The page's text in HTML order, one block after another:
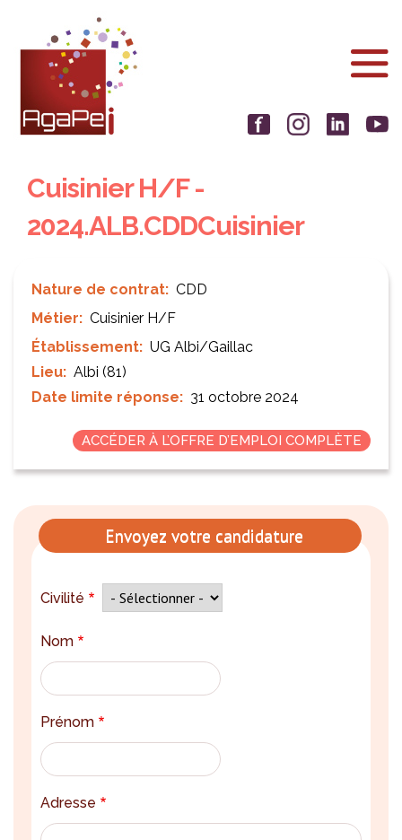
contenu
principal
Cuisinier H/F -
2024.ALB.CDDCuisinier
Nature de contrat
CDD
Métier
Cuisinier H/F
Établissement
UG Albi/Gaillac
Lieu
Albi (81)
Date limite réponse
31 octobre 2024
ACCÉDER À L’OFFRE D’EMPLOI COMPLÈTE
Envoyez votre candidature
Civilité
Nom
Prénom
Adresse